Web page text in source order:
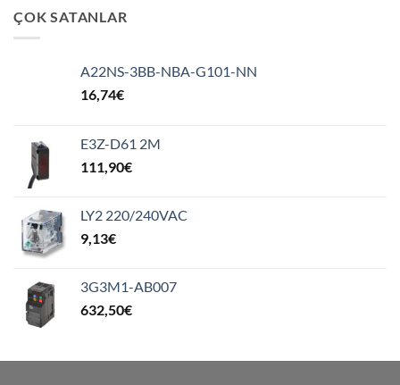
ÇOK SATANLAR
A22NS-3BB-NBA-G101-NN
16,74€
E3Z-D61 2M
111,90€
LY2 220/240VAC
9,13€
3G3M1-AB007
632,50€